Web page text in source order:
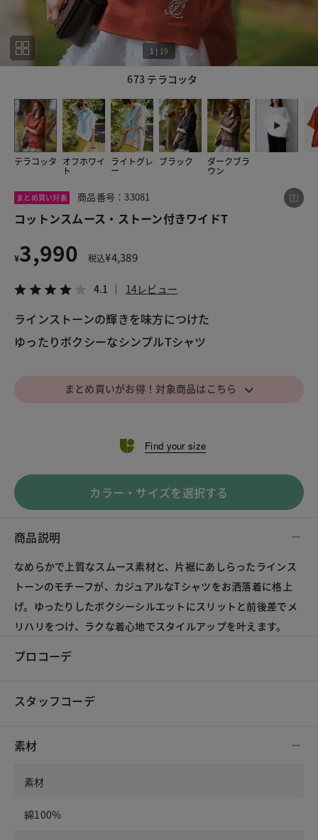
673 テラコッタ
1 | 19
テラコッタ オフホワイ
ト
ライトグレ
ー
ブラック ダークブラ
ウン
1 19
まとめ買い対象 商品番号：33081
コットンスムース・ストーン付きワイドT
¥3,990 税込¥4,389
4.1 14レビュー
ラインストーンの輝きを味方につけた
ゆったりボクシーなシンプルTシャツ
まとめ買いがお得！対象商品はこちら ⌵
Find your size
カラー・サイズを選択する
商品説明
なめらかで上質なスムース素材と、片裾にあしらったラインス
トーンのモチーフが、カジュアルなTシャツをお洒落着に格上
げ。ゆったりしたボクシーシルエットにスリットと前後差でメ
リハリをつけ、ラクな着心地でスタイルアップを叶えます。
プロコーデ
スタッフコーデ
素材
素材
綿100%
この商品をシェアする
コットンスムース・ストーン付きワイドT
LINE X メール